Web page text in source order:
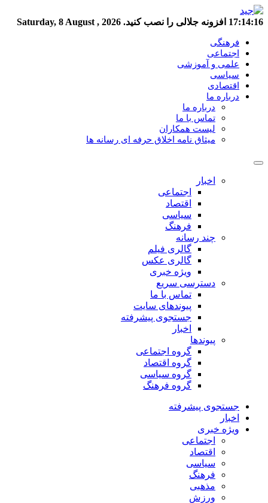
17:14:17 افزونه جلالی را نصب کنید. Saturday, 8 August , 2026
فرهنگی
اجتماعی
علمی و آموزشی
سیاسی
اقتصادی
درباره ما
درباره ما
تماس با ما
لیست همکاران
میثاق نامه اخلاق حرفه ای رسانه ها
اخبار
اجتماعی
اقتصاد
سیاسی
فرهنگ
چند رسانه
گالری فیلم
گالری عکس
ویژه خبری
دسترسی سریع
تماس با ما
پیوندهای سایت
جستجوی پیشرفته
اخبار
پیوندها
گروه اجتماعی
گروه اقتصاد
گروه سیاسی
گروه فرهنگ
جستجوی پیشرفته
اخبار
ویژه خبری
اجتماعی
اقتصاد
سیاسی
فرهنگ
مذهبی
ورزش